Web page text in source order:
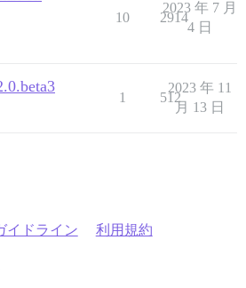
10 2914
2023 年 7 月
4 日
1 512
2023 年 11
月 13 日
イドライン 利用規約